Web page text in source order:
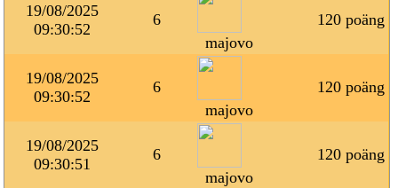
19/08/2025
09:30:52
6
majovo
120 poäng
19/08/2025
09:30:52
6
majovo
120 poäng
19/08/2025
09:30:51
6
majovo
120 poäng